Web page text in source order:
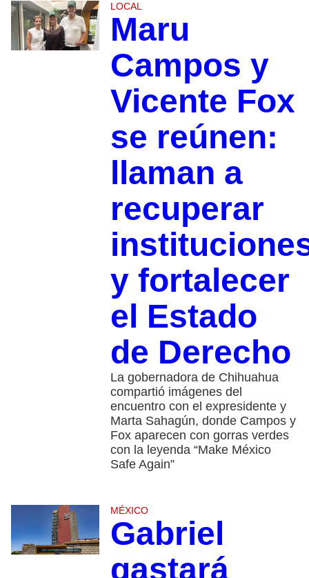
LOCAL
Maru
Campos y
Vicente Fox
se reúnen:
llaman a
recuperar
y fortalecer
el Estado
de Derecho
La gobernadora de Chihuahua
compartió imágenes del
encuentro con el expresidente y
Marta Sahagún, donde Campos y
Fox aparecen con gorras verdes
con la leyenda “Make México
Safe Again”
MÉXICO
Gabriel
gastará